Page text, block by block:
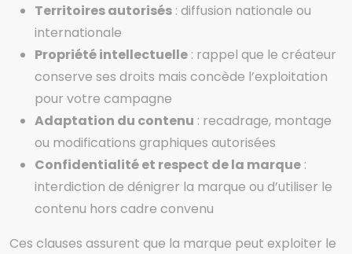
Territoires autorisés : diffusion nationale ou
internationale
Propriété intellectuelle : rappel que le créateur
conserve ses droits mais concède l’exploitation
pour votre campagne
Adaptation du contenu : recadrage, montage
ou modifications graphiques autorisées
Confidentialité et respect de la marque :
interdiction de dénigrer la marque ou d’utiliser le
contenu hors cadre convenu
Ces clauses assurent que la marque peut exploiter le